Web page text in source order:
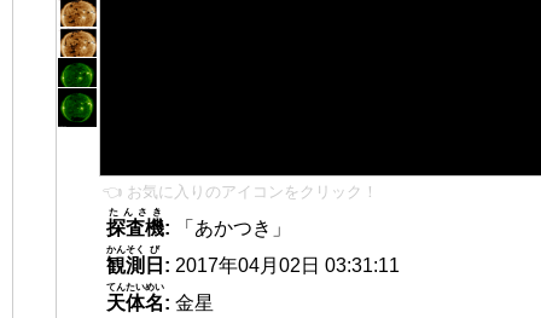
👈 お気に入りのアイコンをクリック！
探査機
たんさき
:
「あかつき」
観測
かんそく
日
び
: 2017年04月02日 03:31:11
天体名
てんたいめい
: 金星